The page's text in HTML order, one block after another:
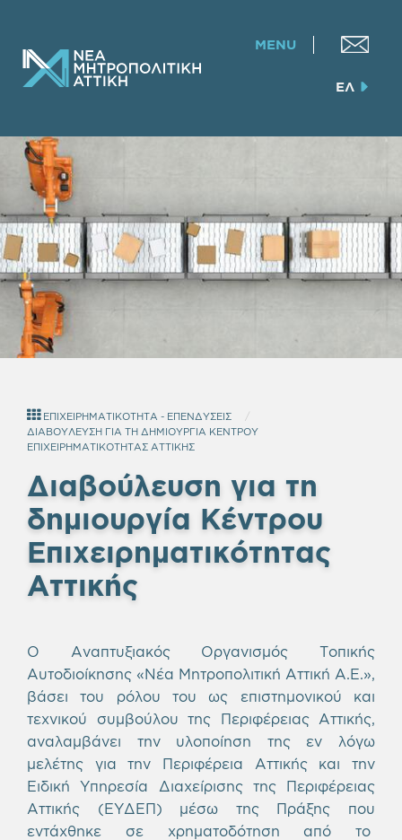
MENU
ΕΛ
ΕΠΙΧΕΙΡΗΜΑΤΙΚΟΤΗΤΑ - ΕΠΕΝΔΥΣΕΙΣ
ΔΙΑΒΟΥΛΕΥΣΗ ΓΙΑ ΤΗ ΔΗΜΙΟΥΡΓΙΑ ΚΕΝΤΡΟΥ
ΕΠΙΧΕΙΡΗΜΑΤΙΚΟΤΗΤΑΣ ΑΤΤΙΚΗΣ
Διαβούλευση για τη
δημιουργία Κέντρου
Επιχειρηματικότητας
Αττικής
Ο Αναπτυξιακός Οργανισμός Τοπικής
Αυτοδιοίκησης «Νέα Μητροπολιτική Αττική Α.Ε.»,
βάσει του ρόλου του ως επιστημονικού και
τεχνικού συμβούλου της Περιφέρειας Αττικής,
αναλαμβάνει την υλοποίηση της εν λόγω
μελέτης για την Περιφέρεια Αττικής και την
Ειδική Υπηρεσία Διαχείρισης της Περιφέρειας
Αττικής (ΕΥΔΕΠ) μέσω της Πράξης που
εντάχθηκε σε χρηματοδότηση από το